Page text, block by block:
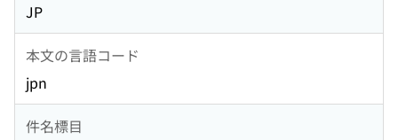
JP
本文の言語コード
jpn
件名標目